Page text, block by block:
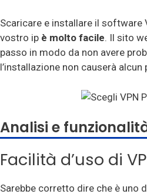
Scaricare e installare il software
vostro ip è molto facile. Il sito
passo in modo da non avere
l’installazione non causerà alcun
Analisi e
Facilità d’uso di
Sarebbe corretto dire che è uno